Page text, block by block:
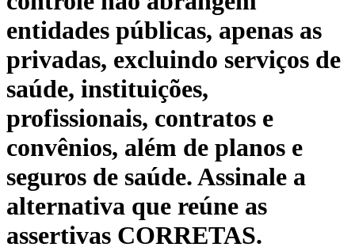
entidades públicas, apenas as
privadas, excluindo serviços de
saúde, instituições,
profissionais, contratos e
convênios, além de planos e
seguros de saúde. Assinale a
alternativa que reúne as
assertivas CORRETAS.